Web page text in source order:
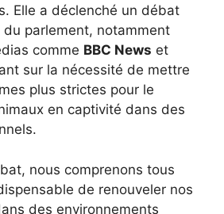
Elle a déclenché un débat
parlement, notamment
comme BBC News et
sur la nécessité de mettre
plus strictes pour le
en captivité dans des
nous comprenons tous
de renouveler nos
des environnements